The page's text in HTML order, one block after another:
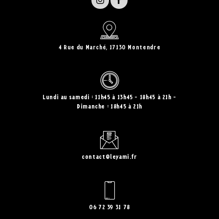
4 Rue du Marché, 17130 Montendre
Lundi au samedi : 11h45 à 13h45 - 18h45 à 21h
Dimanche : 18h45 à 21h
contact@leyami.fr
06 72 39 31 78